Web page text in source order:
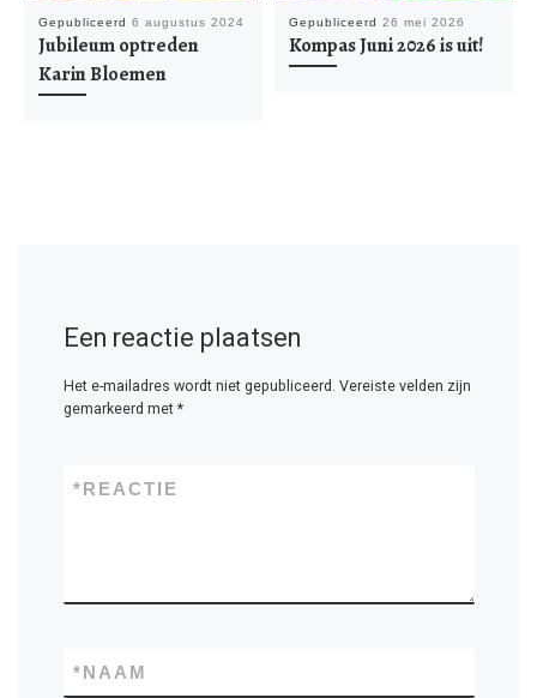
Gepubliceerd 6 augustus 2024
Jubileum optreden
Karin Bloemen
Gepubliceerd 26 mei 2026
Kompas Juni 2026 is uit!
Een reactie plaatsen
Het e-mailadres wordt niet gepubliceerd. Vereiste velden zijn
gemarkeerd met *
REACTIE
*
NAAM
*